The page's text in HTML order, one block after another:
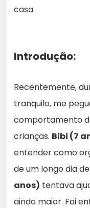
casa.
Introdução:
Recentemente,
tranquilo, me
comportamento
crianças. Bibi (7
entender como
de um longo dia
anos) tentava
ainda maior. Foi